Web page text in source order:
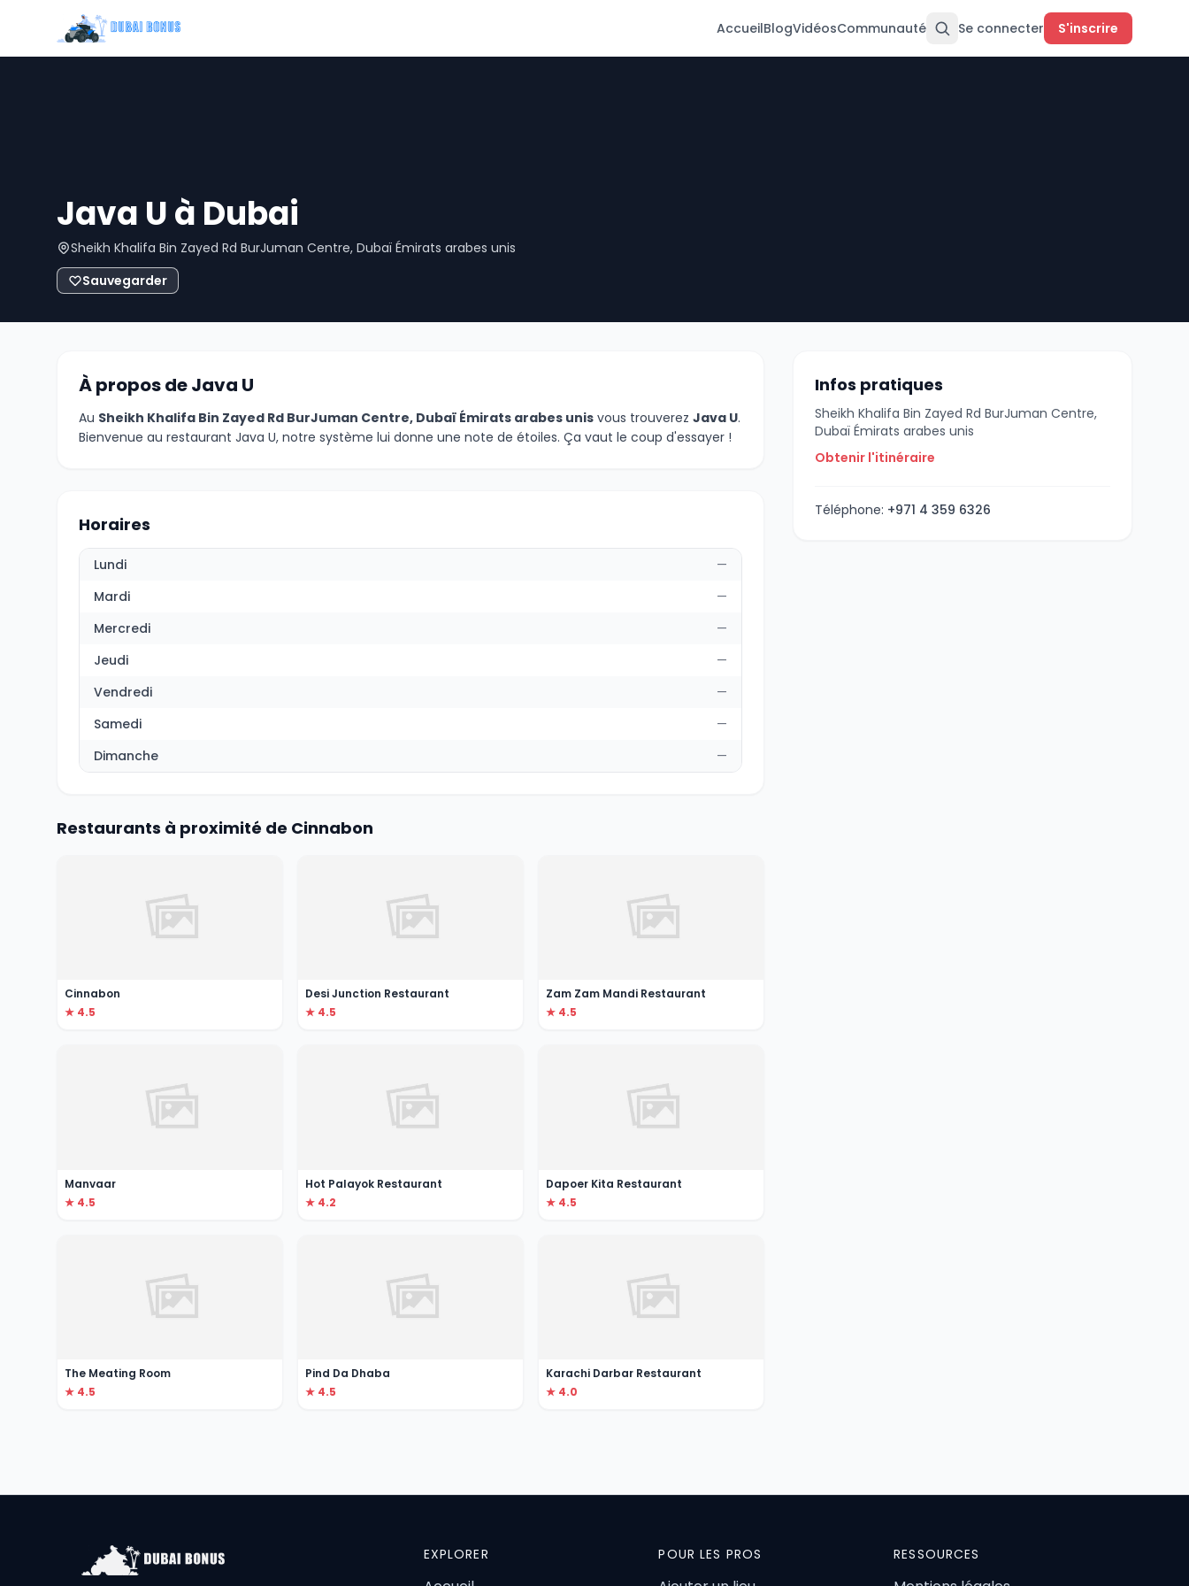
AccueilBlogVidéosCommunauté Se connecter S'inscrire
Java U à Dubai
Sheikh Khalifa Bin Zayed Rd BurJuman Centre, Dubaï Émirats arabes unis
Sauvegarder
À propos de Java U
Au Sheikh Khalifa Bin Zayed Rd BurJuman Centre, Dubaï Émirats arabes unis vous trouverez Java U.
Bienvenue au restaurant Java U, notre système lui donne une note de étoiles. Ça vaut le coup d'essayer !
Horaires
Lundi
—
Mardi
—
Mercredi
—
Jeudi
—
Vendredi
—
Samedi
—
Dimanche
—
Restaurants à proximité de Cinnabon
Cinnabon
★ 4.5
Desi Junction Restaurant
★ 4.5
Zam Zam Mandi Restaurant
★ 4.5
Manvaar
★ 4.5
Hot Palayok Restaurant
★ 4.2
Dapoer Kita Restaurant
★ 4.5
The Meating Room
★ 4.5
Pind Da Dhaba
★ 4.5
Karachi Darbar Restaurant
★ 4.0
Infos pratiques
Sheikh Khalifa Bin Zayed Rd BurJuman Centre,
Dubaï Émirats arabes unis
Obtenir l'itinéraire
Téléphone: +971 4 359 6326
EXPLORER POUR LES PROS RESSOURCES